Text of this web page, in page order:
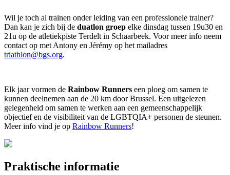
Wil je toch al trainen onder leiding van een professionele trainer?
Dan kan je zich bij de duatlon groep elke dinsdag tussen 19u30 en
21u op de atletiekpiste Terdelt in Schaarbeek. Voor meer info neem
contact op met Antony en Jérémy op het mailadres
triathlon@bgs.org.
Elk jaar vormen de Rainbow Runners een ploeg om samen te
kunnen deelnemen aan de 20 km door Brussel. Een uitgelezen
gelegenheid om samen te werken aan een gemeenschappelijk
objectief en de visibiliteit van de LGBTQIA+ personen de steunen.
Meer info vind je op Rainbow Runners!
Praktische informatie